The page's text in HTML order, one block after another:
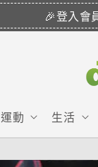
🎉登入會
運動 生活